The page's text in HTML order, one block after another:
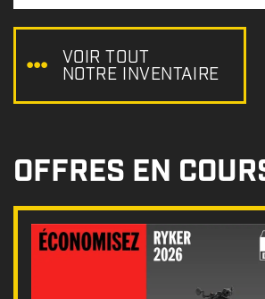
VOIR TOUT
NOTRE INVENTAIRE
OFFRES EN